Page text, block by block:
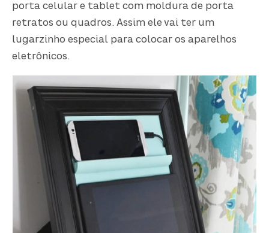
porta celular e tablet com moldura de porta
retratos ou quadros. Assim ele vai ter um
lugarzinho especial para colocar os aparelhos
eletrônicos.